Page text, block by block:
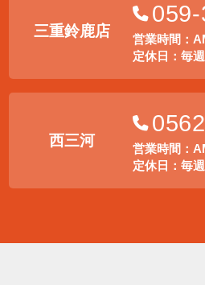
三重鈴鹿店
営業時間：
定休日：毎
西三河
営業時間：
定休日：毎